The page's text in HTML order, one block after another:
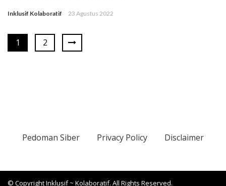
Inklusif Kolaboratif 23 Agustus 2022
1 2
Pedoman Siber Privacy Policy Disclaimer
© Copyright Inklusif ~ Kolaboratif. All Rights Reserved.